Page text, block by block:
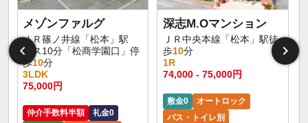
メゾンファルグ
ＪＲ篠ノ井線「松本」駅
バス10分「松商学園口」停
歩10分
3LDK
75,000円
仲介手数料半額
礼金0
深志M.Oマンション
ＪＲ中央本線「松本」駅徒
歩10分
1R
74,000 - 75,000円
敷金0
オートロック
バス・トイレ別